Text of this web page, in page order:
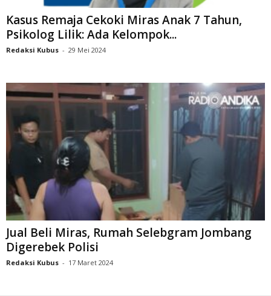
Kasus Remaja Cekoki Miras Anak 7 Tahun,
Psikolog Lilik: Ada Kelompok...
Redaksi Kubus - 29 Mei 2024
Jual Beli Miras, Rumah Selebgram Jombang
Digerebek Polisi
Redaksi Kubus - 17 Maret 2024